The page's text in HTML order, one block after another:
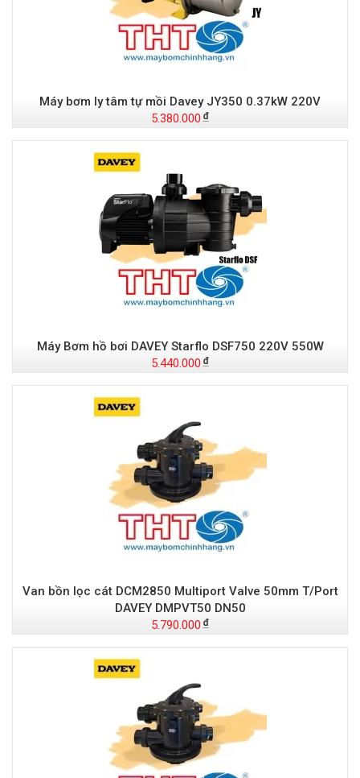
Máy bơm ly tâm tự mồi Davey JY350 0.37kW 220V
5.380.000
Máy Bơm hồ bơi DAVEY Starflo DSF750 220V 550W
5.440.000
Van bồn lọc cát DCM2850 Multiport Valve 50mm T/Port
DAVEY DMPVT50 DN50
5.790.000